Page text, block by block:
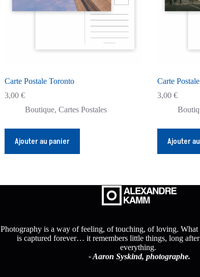
Carte Postale Toronto
3,00 €
Boutique, Cartes Postales
Ajouter au panier
Carte
3,00 €
Ajouter
Photography is a way of feeling, of touching, of loving.
is captured forever… it remembers little things, long
everything.
- Aaron Syskind, photographe.